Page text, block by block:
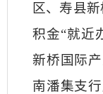
区、寿县
积金“就近
新桥国际
南潘集支